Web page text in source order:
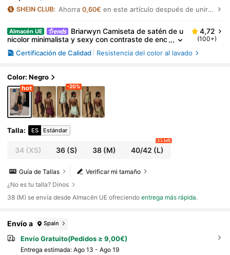
Ahorra 0,60€ en este artículo después de unirte.
Almacén UE
Briarwyn Camiseta de satén de u
nicolor minimalista y sexy con contraste de enc
aje en la espalda y cuello halter para mujer, top
negro, tops sexy para mujer, disfraz de Halloween,
4,72
(100+)
Certificación de Calidad Resistencia del color al lavado
Color: Negro
-20%
Talla: ES Estándar
34(XS) 36 (S) 38(M) 40/42 (L)
15 left
Verificar mi tamaño
Guía de Tallas
¿No es tu talla? Dinos
​38 (M) se envía desde Almacén UE ofreciendoentrega más rápida.
Envío a Spain
Envío Gratuito(Pedidos ≥ 9,00€)
Entrega estimada: Ago 13 - Ago 19